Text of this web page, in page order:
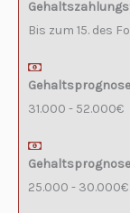
Bis zum 15. des
31.000 - 52.000€
25.000 - 30.000€